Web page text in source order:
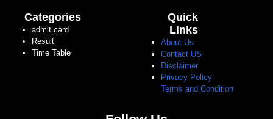
Categories
admit card
Result
Time Table
Quick
Links
About Us
Contact US
Disclaimer
Privacy Policy
Terms and Condition